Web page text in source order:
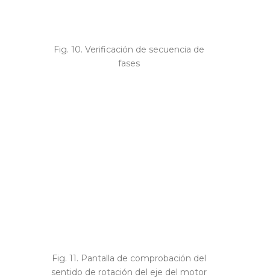
Fig. 10. Verificación de secuencia de
fases
Fig. 11. Pantalla de comprobación del
sentido de rotación del eje del motor